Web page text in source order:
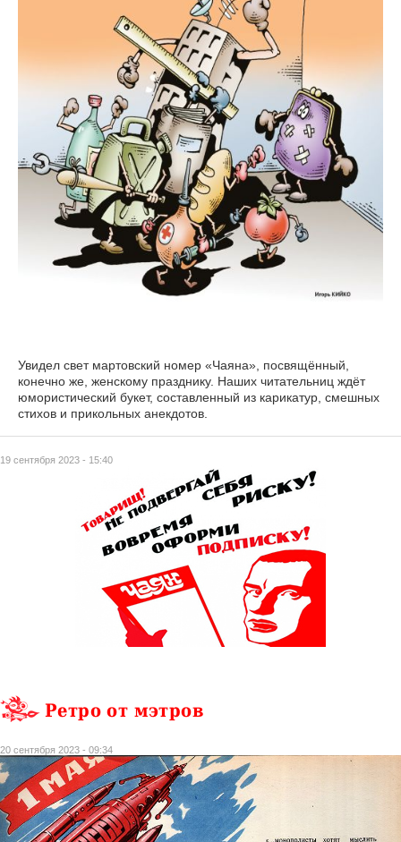
19 сентября 2023 - 15:40
Увидел свет мартовский номер «Чаяна», посвящённый,
конечно же, женскому празднику. Наших читательниц ждёт
юмористический букет, составленный из карикатур, смешных
стихов и прикольных анекдотов.
Ретро от мэтров
20 сентября 2023 - 09:34